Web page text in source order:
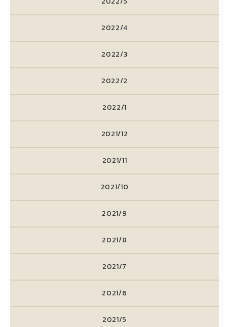
2022/4
2022/3
2022/2
2022/1
2021/12
2021/11
2021/10
2021/9
2021/8
2021/7
2021/6
2021/5